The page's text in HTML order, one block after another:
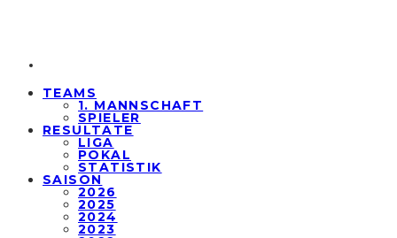
TEAMS
1. MANNSCHAFT
SPIELER
RESULTATE
LIGA
POKAL
STATISTIK
SAISON
2026
2025
2024
2023